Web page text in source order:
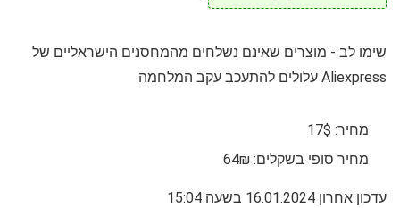
שימו לב - מוצרים שאינם נשלחים מהמחסנים הישראליים של
Aliexpress עלולים להתעכב עקב המלחמה
מחיר: 17$
מחיר סופי בשקלים: 64₪
עדכון אחרון 16.01.2024 בשעה 15:04